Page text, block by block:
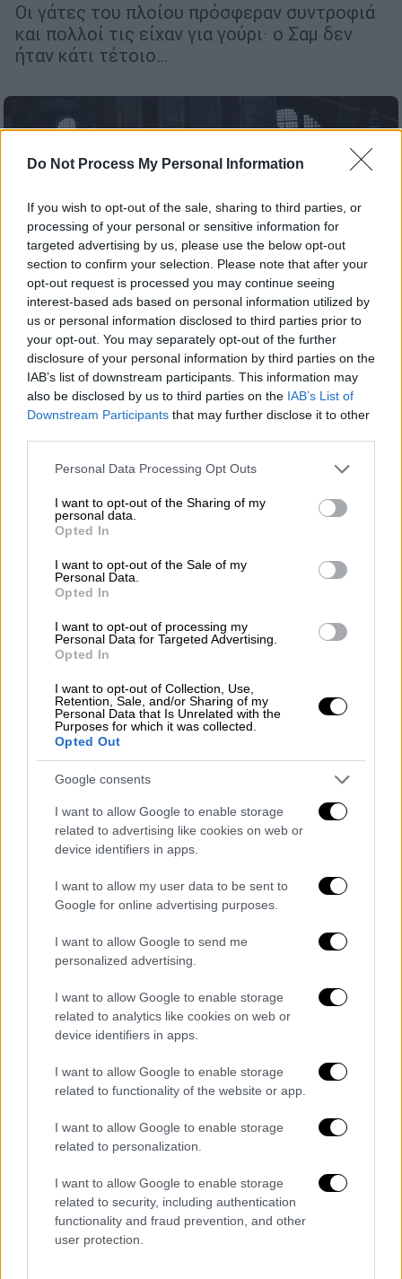
Do Not Process My Personal Information
If you wish to opt-out of the sale, sharing to third parties, or
processing of your personal or sensitive information for
targeted advertising by us, please use the below opt-out
section to confirm your selection. Please note that after your
opt-out request is processed you may continue seeing
interest-based ads based on personal information utilized by
us or personal information disclosed to third parties prior to
your opt-out. You may separately opt-out of the further
disclosure of your personal information by third parties on the
IAB’s list of downstream participants. This information may
also be disclosed by us to third parties on the IAB’s List of
Downstream Participants that may further disclose it to other
Please note that this website/app uses one or more Google
not limited to your visit or usage behaviour. You may click to
grant or deny consent to Google and its third-party tags to
use your data for below specified purposes in below Google
consent section.
Personal Data Processing Opt Outs
I want to opt-out of the Sharing of my
personal data.
Opted In
I want to opt-out of the Sale of my
Personal Data.
Opted In
I want to opt-out of processing my
Personal Data for Targeted Advertising.
Opted In
I want to opt-out of Collection, Use,
Retention, Sale, and/or Sharing of my
Personal Data that Is Unrelated with the
Purposes for which it was collected.
Opted Out
Google consents
I want to allow Google to enable storage
related to advertising like cookies on web or
device identifiers in apps.
I want to allow my user data to be sent to
Google for online advertising purposes.
I want to allow Google to send me
personalized advertising.
I want to allow Google to enable storage
related to analytics like cookies on web or
device identifiers in apps.
I want to allow Google to enable storage
related to functionality of the website or app.
I want to allow Google to enable storage
related to personalization.
I want to allow Google to enable storage
related to security, including authentication
functionality and fraud prevention, and other
user protection.
Οι γάτες του πλοίου πρόσφεραν συντροφιά
και πολλοί τις είχαν για γούρι· ο Σαμ δεν
ήταν κάτι τέτοιο…
Κόσμος|06.02.2019 11:40
Η υποδοχή Αλέξη Τσίπρα στην Αγία
Σοφία από μαύρη γάτα (pics+vids)
Μια έκπληξη περίμενε τον Έλληνα
πρωθυπουργό και όσους τον συνόδευαν
όταν έφτασαν στην Αγία Σοφία
ΑΛΛΑ #TAGS
Αλέξης Τσίπρας
Πολεμικό Ναυτικό
Αγία Σοφία
πολεμικό πλοίο
γάτα
POPULAR VIDEOS
Μεσημεριανό δελτίο ειδήσεων